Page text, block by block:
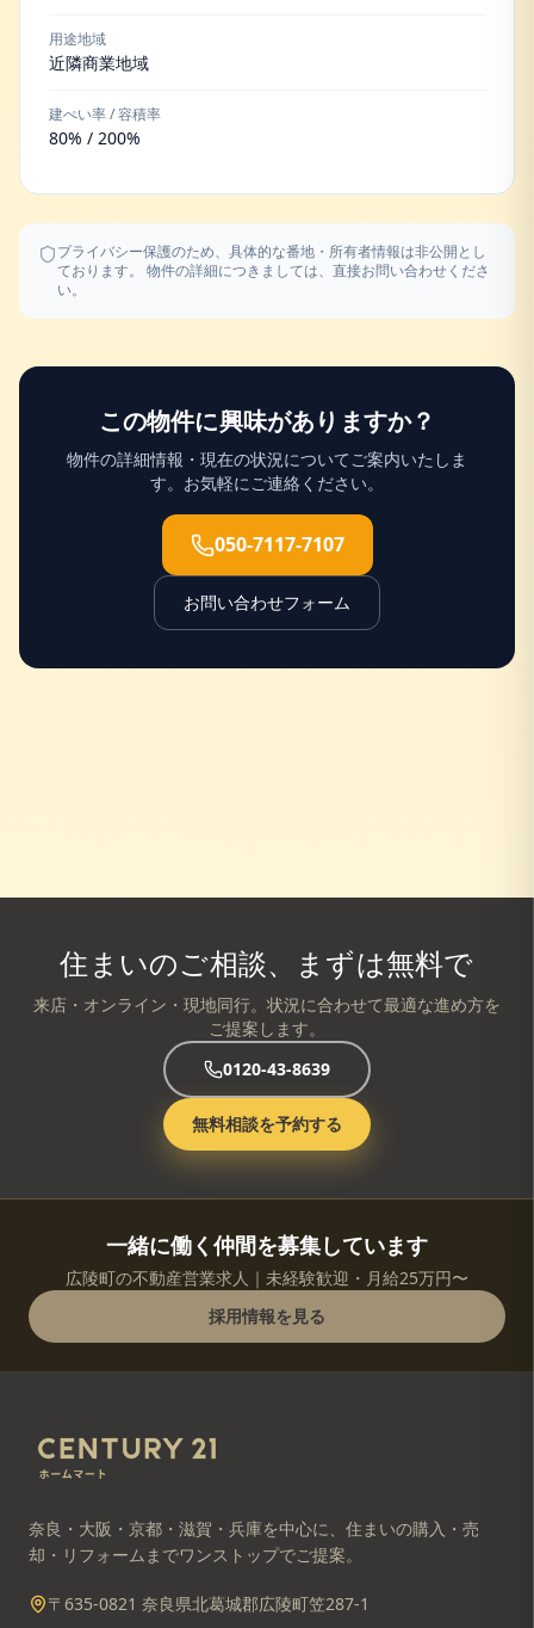
用途地域
近隣商業地域
建ぺい率 / 容積率
80% / 200%
プライバシー保護のため、具体的な番地・所有者情報は非公開とし
ております。 物件の詳細につきましては、直接お問い合わせくださ
い。
この物件に興味がありますか？
物件の詳細情報・現在の状況についてご案内いたしま
す。お気軽にご連絡ください。
050-7117-7107
お問い合わせフォーム
住まいのご相談、まずは無料で
来店・オンライン・現地同行。状況に合わせて最適な進め方を
ご提案します。
0120-43-8639
無料相談を予約する
一緒に働く仲間を募集しています
広陵町の不動産営業求人｜未経験歓迎・月給25万円〜
採用情報を見る
奈良・大阪・京都・滋賀・兵庫を中心に、住まいの購入・売
却・リフォームまでワンストップでご提案。
〒635-0821 奈良県北葛城郡広陵町笠287-1